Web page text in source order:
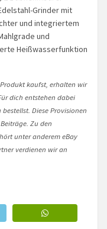
Grinder mit
und integriertem
und
Heißwasserfunktion
kaufst, erhalten wir
dich entstehen dabei
Diese Provisionen
Zu den
unter anderem eBay
verdienen wir an